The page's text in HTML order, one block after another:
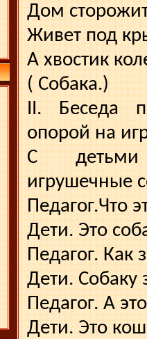
Дом
Живет под
А хвостик
( Собака.)
II. Беседа
опорой на
С детьми
игрушечные
Педагог.Что
Дети. Это
Педагог. Как
Дети. Собаку
Педагог. А
Дети. Это